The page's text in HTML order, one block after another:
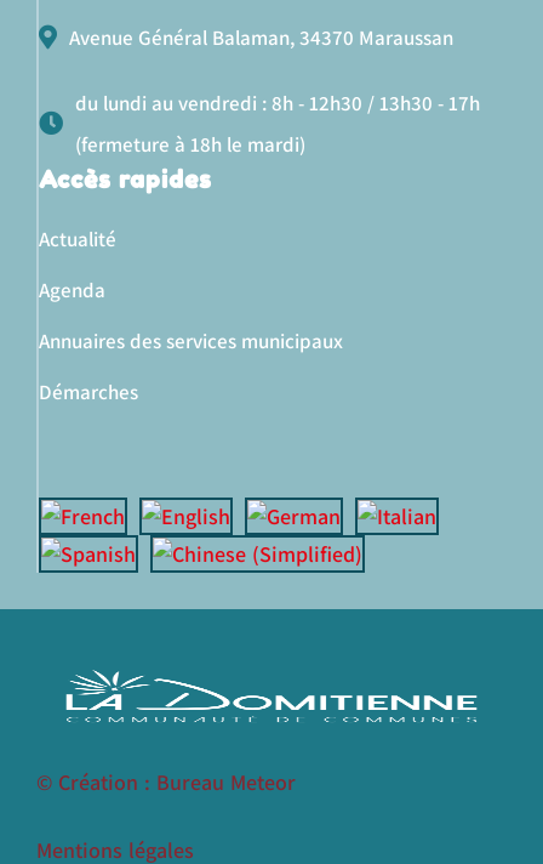
Avenue Général Balaman, 34370 Maraussan
du lundi au vendredi : 8h - 12h30 / 13h30 - 17h
(fermeture à 18h le mardi)
Accès rapides
Actualité
Agenda
Annuaires des services municipaux
Démarches
© Création : Bureau Meteor
Mentions légales